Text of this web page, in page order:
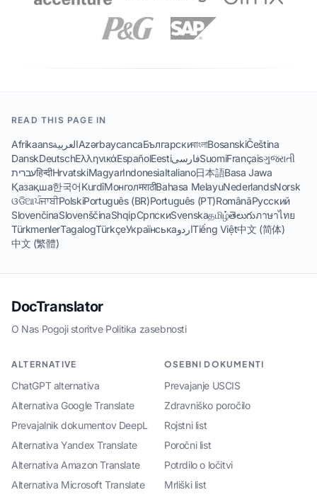
READ THIS PAGE IN
AfrikaansالعربيةAzərbaycancaБългарскиবাংলাBosanskiČeština
DanskDeutschΕλληνικάEspañolEestiفارسیSuomiFrançaisગુજરાતી
עבריתहिन्दीHrvatskiMagyarIndonesiaItaliano日本語Basa Jawa
Қазақша한국어KurdîМонголमराठीBahasa MelayuNederlandsNorsk
ଓଡିଆਪੰਜਾਬੀPolskiPortuguês (BR)Português (PT)RomânăРусский
SlovenčinaSlovenščinaShqipСрпскиSvenskaதமிழ்తెలుగుภาษาไทย
TürkmenlerTagalogTürkçeУкраїнськаاردوTiếng Việt中文 (简体)
中文 (繁體)
DocTranslator
O Nas·Pogoji storitve·Politika zasebnosti
ALTERNATIVE
ChatGPT alternativa
Alternativa Google Translate
Prevajalnik dokumentov DeepL
Alternativa Yandex Translate
Alternativa Amazon Translate
Alternativa Microsoft Translate
OSEBNI DOKUMENTI
Prevajanje USCIS
Zdravniško poročilo
Rojstni list
Poročni list
Potrdilo o ločitvi
Mrliški list